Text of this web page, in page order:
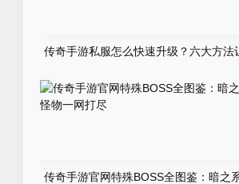
传奇手游私服怎么快速升级？六大方法
传奇手游官网特殊BOSS全图鉴：暗之